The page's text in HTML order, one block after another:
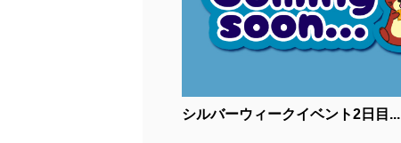
シルバーウィークイベント2日目...